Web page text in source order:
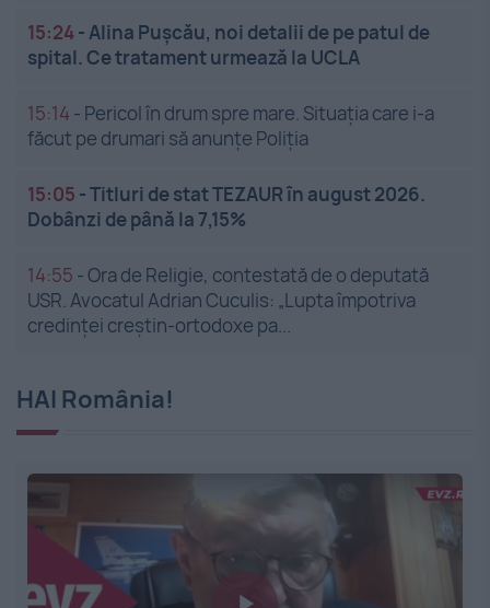
15:24- Alina Pușcău, noi detalii de pe patul de
spital. Ce tratament urmează la UCLA
15:14 - Pericol în drum spre mare. Situația care i-a
făcut pe drumari să anunțe Poliția
15:05 -Titluri de stat TEZAUR în august 2026.
Dobânzi de până la 7,15%
14:55 -Ora de Religie, contestată de o deputată
USR. Avocatul Adrian Cuculis: „Lupta împotriva
credinței creștin-ortodoxe pa...
HAI România!